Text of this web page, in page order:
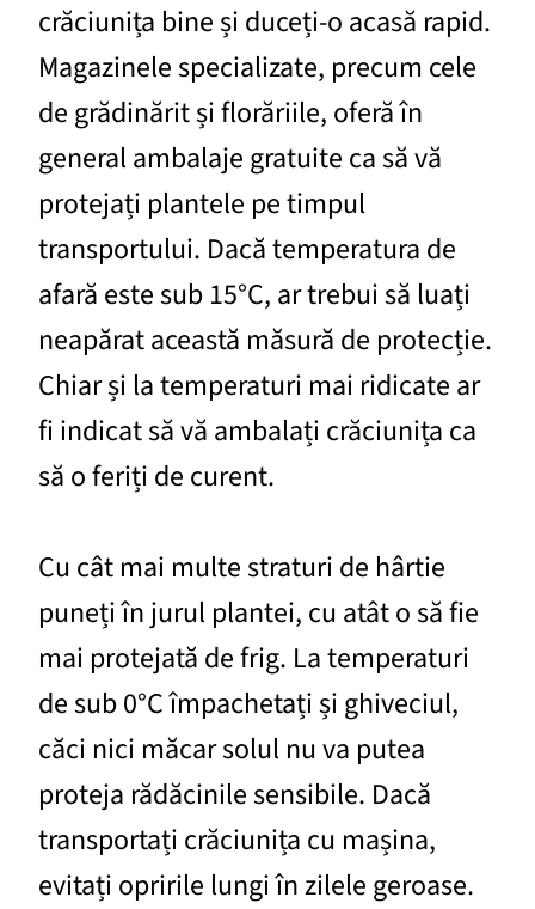
crăciunița bine și duceți-o acasă rapid.
Magazinele specializate, precum cele
de grădinărit și florăriile, oferă în
general ambalaje gratuite ca să vă
protejați plantele pe timpul
transportului. Dacă temperatura de
afară este sub 15°C, ar trebui să luați
neapărat această măsură de protecție.
Chiar și la temperaturi mai ridicate ar
fi indicat să vă ambalați crăciunița ca
să o feriți de curent.
Cu cât mai multe straturi de hârtie
puneți în jurul plantei, cu atât o să fie
mai protejată de frig. La temperaturi
de sub 0°C împachetați și ghiveciul,
căci nici măcar solul nu va putea
proteja rădăcinile sensibile. Dacă
transportați crăciunița cu mașina,
evitați opririle lungi în zilele geroase.